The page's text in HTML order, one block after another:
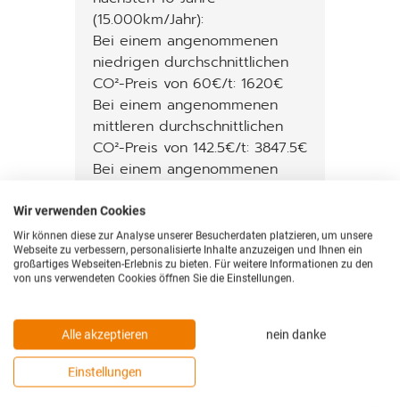
(15.000km/Jahr):
Bei einem angenommenen
niedrigen durchschnittlichen
CO²-Preis von 60€/t: 1620€
Bei einem angenommenen
mittleren durchschnittlichen
CO²-Preis von 142.5€/t: 3847.5€
Bei einem angenommenen
Preis von 220€/t: 5940€
KFZ-Steuer P.A. : 211€
Für dieses Modell stehen
Verfügung.
Umweltplakette: grün
Wir verwenden Cookies
Wir können diese zur Analyse unserer Besucherdaten platzieren, um unsere
Webseite zu verbessern, personalisierte Inhalte anzuzeigen und Ihnen ein
großartiges Webseiten-Erlebnis zu bieten. Für weitere Informationen zu den
von uns verwendeten Cookies öffnen Sie die Einstellungen.
Alle akzeptieren nein danke
Einstellungen